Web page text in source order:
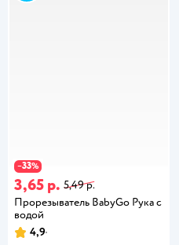
−33%
3,65 р. 5,49 р.
Прорезыватель BabyGo Рука с
водой
4,9